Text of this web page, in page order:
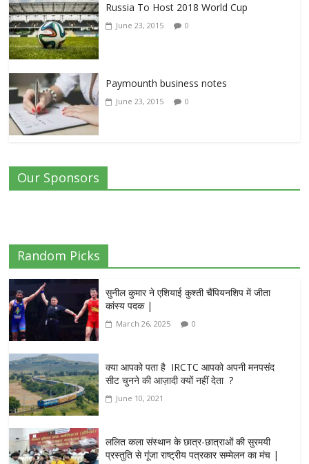
Russia To Host 2018 World Cup
June 23, 2015 0
Paymounth business notes
June 23, 2015 0
Our Sponsors
Random Picks
सुनील कुमार ने एशियाई कुश्ती चैंपियनशिप में जीता
कांस्य पदक |
March 26, 2025 0
क्या आपको पता है IRCTC आपको अपनी मनपसंद
सीट चुनने की आज़ादी क्यों नहीं देता ?
June 10, 2021
ललित कला संस्थान के छात्र-छात्राओं की सुरमयी
प्रस्तुति से गूंजा राष्ट्रीय पत्रकार सम्मेलन का मंच |